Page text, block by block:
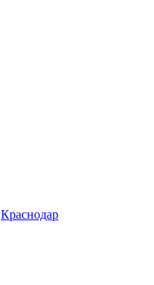
Краснодар